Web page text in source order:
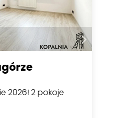
2026! 2 pokoje